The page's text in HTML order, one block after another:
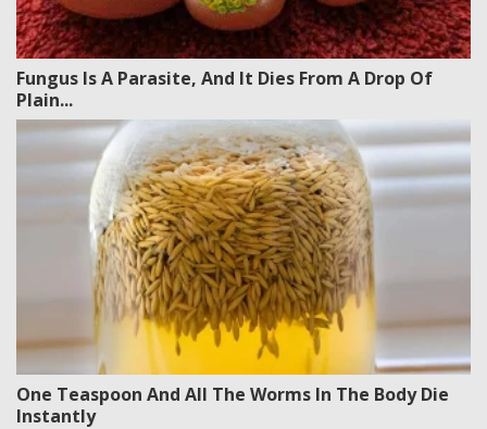
Fungus Is A Parasite, And It Dies From A Drop Of
Plain...
One Teaspoon And All The Worms In The Body Die
Instantly